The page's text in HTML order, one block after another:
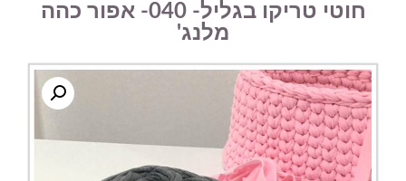
חוטי טריקו בגליל- 040- אפור כהה
מלנג'